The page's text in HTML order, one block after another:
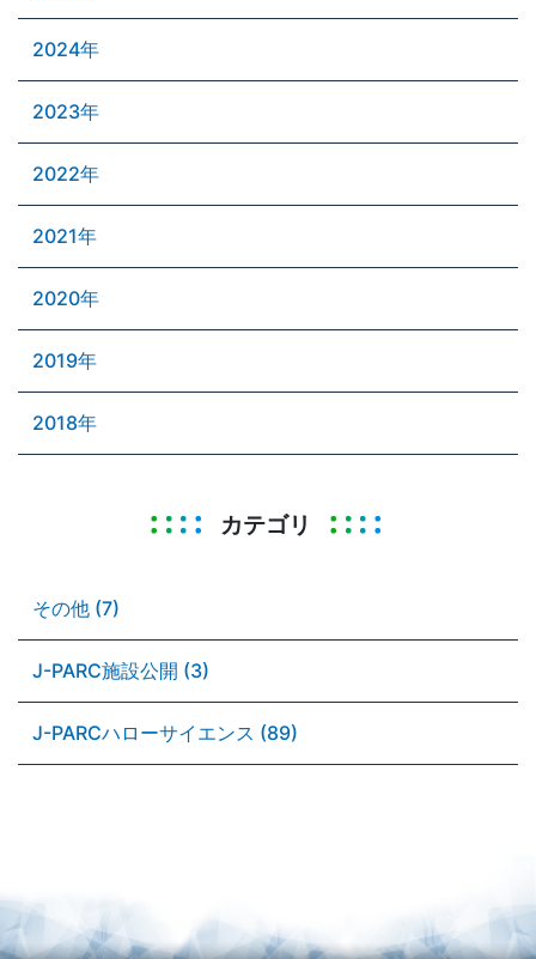
2024年
2023年
2022年
2021年
2020年
2019年
2018年
カテゴリ
その他 (7)
J-PARC施設公開 (3)
J-PARCハローサイエンス (89)